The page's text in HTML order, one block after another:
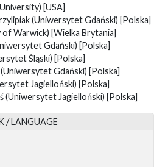
[USA]
(Uniwersytet Gdański) [Polska]
Warwick) [Wielka Brytania]
Gdański) [Polska]
Śląski) [Polska]
Gdański) [Polska]
Jagielloński) [Polska]
(Uniwersytet Jagielloński) [Polska]
/ LANGUAGE